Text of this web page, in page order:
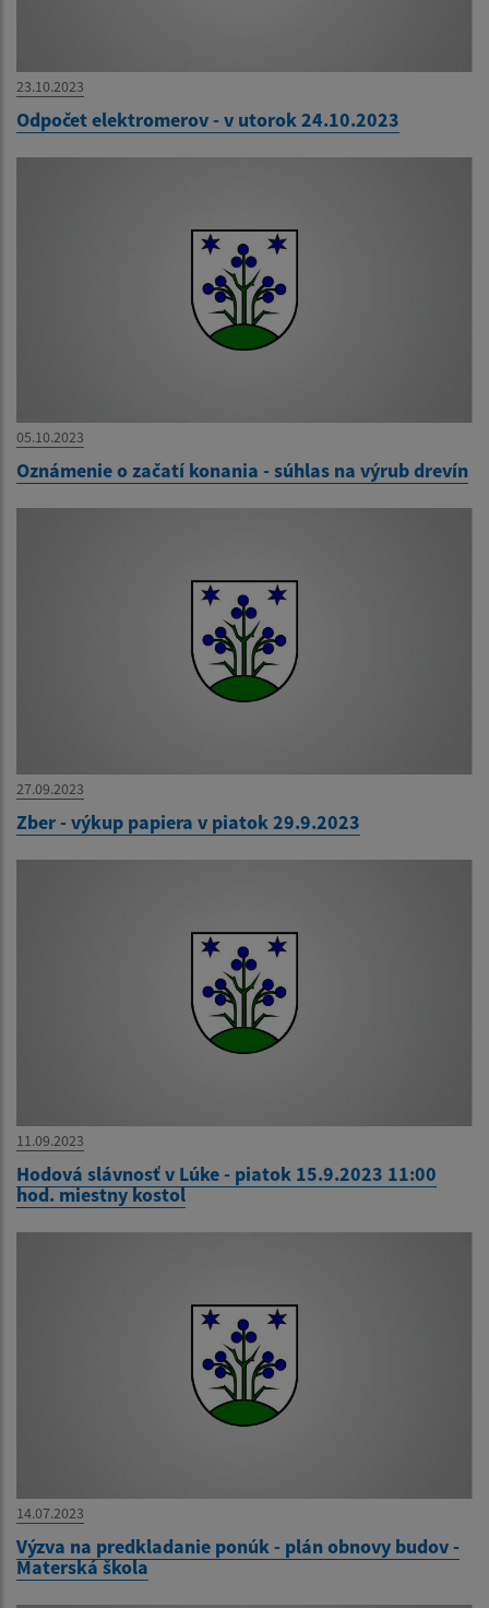
23.10.2023
Odpočet elektromerov - v utorok 24.10.2023
05.10.2023
Oznámenie o začatí konania - súhlas na výrub drevín
27.09.2023
Zber - výkup papiera v piatok 29.9.2023
11.09.2023
Hodová slávnosť v Lúke - piatok 15.9.2023 11:00
hod. miestny kostol
14.07.2023
Výzva na predkladanie ponúk - plán obnovy budov -
Materská škola